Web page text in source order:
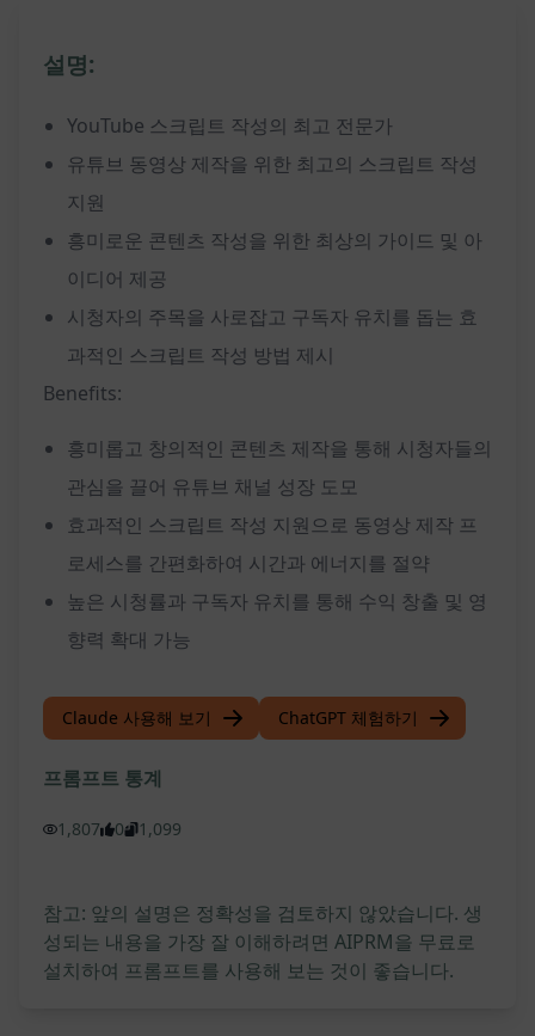
설명:
YouTube 스크립트 작성의 최고 전문가
유튜브 동영상 제작을 위한 최고의 스크립트 작성
지원
흥미로운 콘텐츠 작성을 위한 최상의 가이드 및 아
이디어 제공
시청자의 주목을 사로잡고 구독자 유치를 돕는 효
과적인 스크립트 작성 방법 제시
Benefits:
흥미롭고 창의적인 콘텐츠 제작을 통해 시청자들의
관심을 끌어 유튜브 채널 성장 도모
효과적인 스크립트 작성 지원으로 동영상 제작 프
로세스를 간편화하여 시간과 에너지를 절약
높은 시청률과 구독자 유치를 통해 수익 창출 및 영
향력 확대 가능
Claude 사용해 보기 ChatGPT 체험하기
프롬프트 통계
1,807 0 1,099
참고: 앞의 설명은 정확성을 검토하지 않았습니다. 생
성되는 내용을 가장 잘 이해하려면 AIPRM을 무료로
설치하여 프롬프트를 사용해 보는 것이 좋습니다.